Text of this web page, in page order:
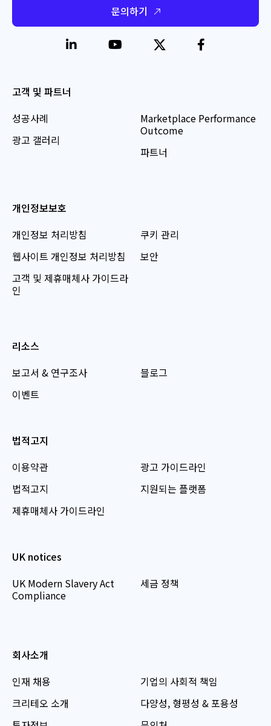
문의하기
고객 및 파트너
성공사례
광고 갤러리
Marketplace Performance
Outcome
파트너
개인정보보호
개인정보 처리방침
웹사이트 개인정보 처리방침
고객 및 제휴매체사 가이드라
인
쿠키 관리
보안
리소스
보고서 & 연구조사
이벤트
블로그
법적고지
이용약관
법적고지
제휴매체사 가이드라인
광고 가이드라인
지원되는 플랫폼
UK notices
UK Modern Slavery Act
Compliance
세금 정책
회사소개
인재 채용
크리테오 소개
기업의 사회적 책임
다양성, 형평성 & 포용성